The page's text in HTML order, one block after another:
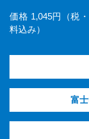
価格 1,045円（税
料込み）
富